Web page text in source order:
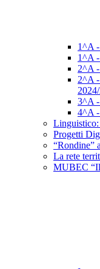
1^A
1^A
2^A
2^A
3^A -
4^A
Linguistico:
Progetti
“Rondine”
La rete
MUBEC